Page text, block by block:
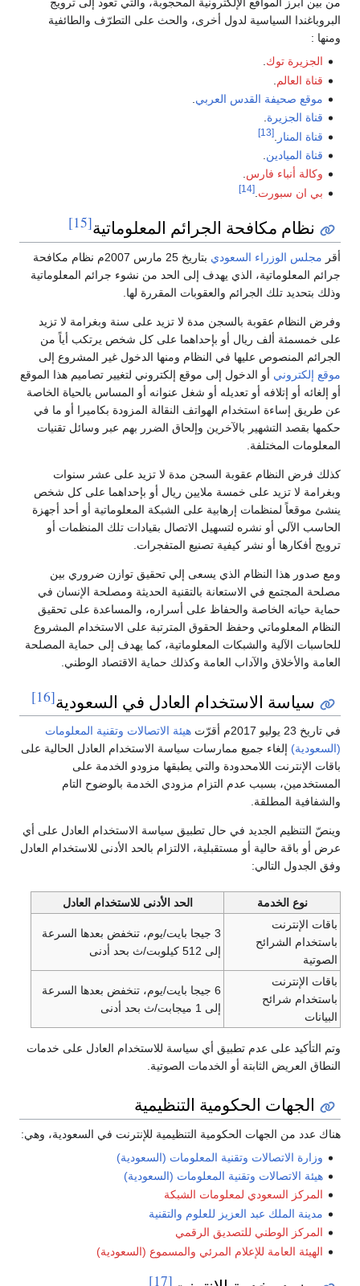
البروباغندا السياسية لدول أخرى، والحث على التطرّف والطائفية
ومنها :
الجزيرة توك
قناة العالم
موقع صحيفة القدس العربي
قناة الجزيرة.
قناة المنار .
[13]
قناة الميادين
وكالة أنباء فارس.
بي ان سبورت .
[14]
نظام مكافحة الجرائم المعلوماتية[15]
أقر مجلس الوزراء السعودي
بتاريخ 25 مارس 2007م نظام مكافحة
جرائم المعلوماتية، الذي يهدف إلى الحد من نشوء جرائم المعلوماتية
وذلك بتحديد تلك الجرائم والعقوبات المقررة لها.
وفرض النظام عقوبة بالسجن مدة لا تزيد على سنة وبغرامة لا تزيد
على خمسمئة ألف ريال أو بإحداهما على كل شخص يرتكب أياً من
الجرائم المنصوص عليها في النظام ومنها الدخول غير المشروع إلى
موقع إلكتروني أو الدخول إلى موقع إلكتروني لتغيير تصاميم هذا الموقع
أو إلغائه أو إتلافه أو تعديله أو شغل عنوانه أو المساس بالحياة الخاصة
عن طريق إساءة استخدام الهواتف النقالة المزودة بكاميرا أو ما في
حكمها بقصد التشهير بالآخرين وإلحاق الضرر بهم عبر وسائل تقنيات
المعلومات المختلفة.
كذلك فرض النظام عقوبة السجن مدة لا تزيد على عشر سنوات
وبغرامة لا تزيد على خمسة ملايين ريال أو بإحداهما على كل شخص
ينشئ موقعاً لمنظمات إرهابية على الشبكة المعلوماتية أو أحد أجهزة
الحاسب الآلي أو نشره لتسهيل الاتصال بقيادات تلك المنظمات أو
ترويج أفكارها أو نشر كيفية تصنيع المتفجرات.
ومع صدور هذا النظام الذي يسعى إلي تحقيق توازن ضروري بين
مصلحة المجتمع في الاستعانة بالتقنية الحديثة ومصلحة الإنسان في
حماية حياته الخاصة والحفاظ على أسراره، والمساعدة على تحقيق
النظام المعلوماتي وحفظ الحقوق المترتبة على الاستخدام المشروع
للحاسبات الآلية والشبكات المعلوماتية، كما يهدف إلى حماية المصلحة
العامة والأخلاق والآداب العامة وكذلك حماية الاقتصاد الوطني.
سياسة الاستخدام العادل في السعودية[16]
في تاريخ 23 يوليو 2017م أقرّت
هيئة الاتصالات وتقنية المعلومات
(السعودية) إلغاء جميع ممارسات سياسة الاستخدام العادل الحالية على
باقات الإنترنت اللامحدودة والتي يطبقها مزودو الخدمة على
المستخدمين، بسبب عدم التزام مزودي الخدمة بالوضوح التام
والشفافية المطلقة.
وينصّ التنظيم الجديد في حال تطبيق سياسة الاستخدام العادل على أي
عرض أو باقة حالية أو مستقبلية، الالتزام بالحد الأدنى للاستخدام العادل
وفق الجدول التالي:
نوع الخدمة
الحد الأدنى للاستخدام العادل
باقات الإنترنت
باستخدام الشرائح
الصوتية
3 جيجا بايت/يوم، تنخفض بعدها السرعة
إلى 512 كيلوبت/ث بحد أدنى
باقات الإنترنت
باستخدام شرائح
البيانات
6 جيجا بايت/يوم، تنخفض بعدها السرعة
إلى 1 ميجابت/ث بحد أدنى
وتم التأكيد على عدم تطبيق أي سياسة للاستخدام العادل على خدمات
النطاق العريض الثابتة أو الخدمات الصوتية.
الجهات الحكومية التنظيمية
هناك عدد من الجهات الحكومية التنظيمية للإنترنت في السعودية، وهي:
وزارة الاتصالات وتقنية المعلومات (السعودية)
هيئة الاتصالات وتقنية المعلومات (السعودية)
المركز السعودي لمعلومات الشبكة
مدينة الملك عبد العزيز للعلوم والتقنية
المركز الوطني للتصديق الرقمي
الهيئة العامة للإعلام المرئي والمسموع (السعودية)
[17]